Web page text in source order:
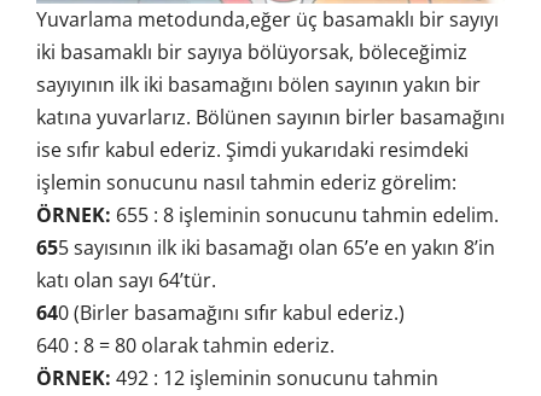
Yuvarlama metodunda,eğer üç basamaklı bir sayıyı
iki basamaklı bir sayıya bölüyorsak, böleceğimiz
sayıyının ilk iki basamağını bölen sayının yakın bir
katına yuvarlarız. Bölünen sayının birler basamağını
ise sıfır kabul ederiz. Şimdi yukarıdaki resimdeki
işlemin sonucunu nasıl tahmin ederiz görelim:
ÖRNEK: 655 : 8 işleminin sonucunu tahmin edelim.
655 sayısının ilk iki basamağı olan 65’e en yakın 8’in
katı olan sayı 64’tür.
640 (Birler basamağını sıfır kabul ederiz.)
640 : 8 = 80 olarak tahmin ederiz.
ÖRNEK: 492 : 12 işleminin sonucunu tahmin